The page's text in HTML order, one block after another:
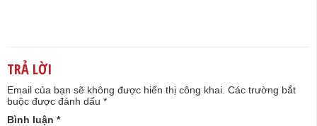
TRẢ LỜI
Email của bạn sẽ không được hiển thị công khai. Các trường bắt
buộc được đánh dấu *
Bình luận *